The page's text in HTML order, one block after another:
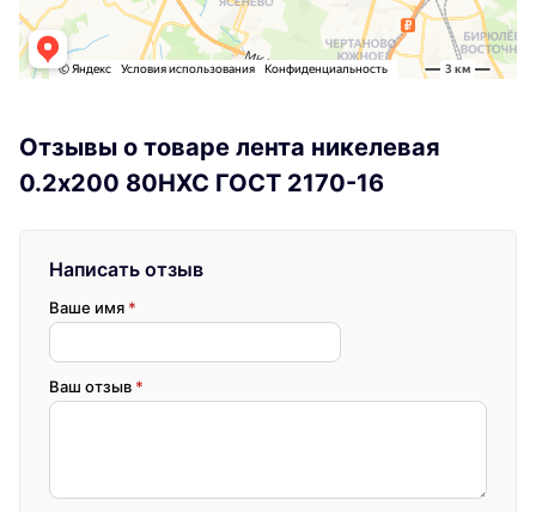
Отзывы о товаре лента никелевая
0.2x200 80НХС ГОСТ 2170-16
Написать отзыв
Ваше имя *
Ваш отзыв *